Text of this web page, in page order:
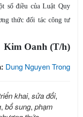
số điều của Luật Quy
thức đối tác công tư
Kim Oanh (T/h)
Dung Nguyen Trong
khai, sửa đổi,
, bổ sung, phạm